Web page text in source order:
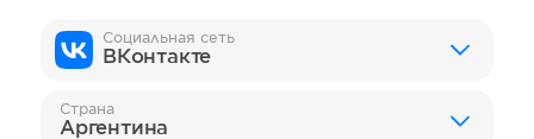
Социальная сеть
ВКонтакте
Страна
Аргентина